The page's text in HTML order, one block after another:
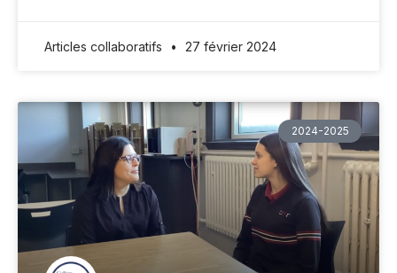
Articles collaboratifs 27 février 2024
2024-2025